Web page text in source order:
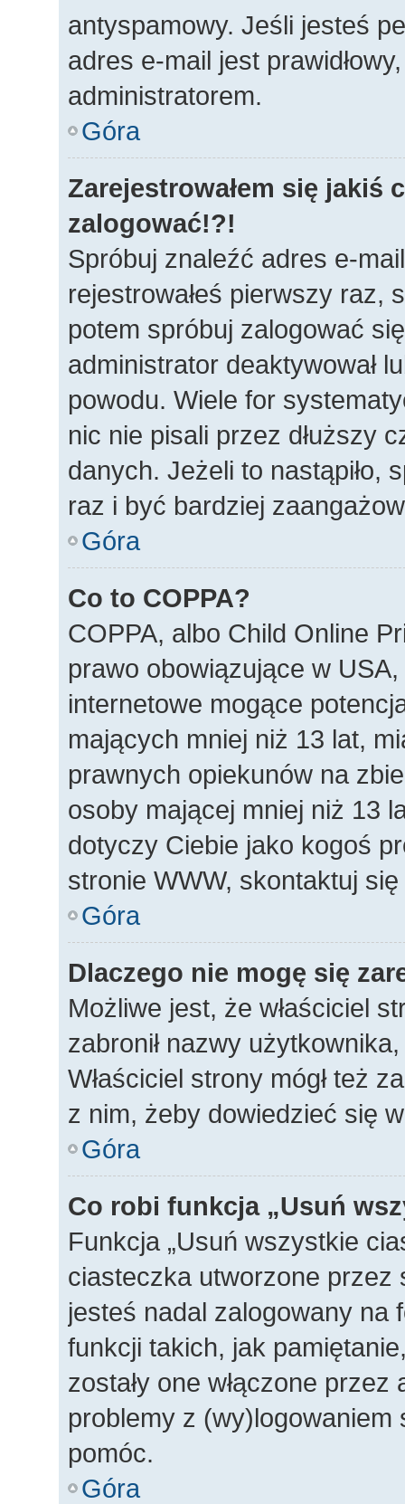
antyspamowy. Jeśli jesteś
adres e-mail jest
administratorem.
Góra
Zarejestrowałem się jakiś
zalogować!?!
Spróbuj znaleźć adres e-
rejestrowałeś pierwszy raz,
potem spróbuj zalogować
administrator deaktywował
powodu. Wiele for
nic nie pisali przez dłuższy
danych. Jeżeli to nastąpiło,
raz i być bardziej
Góra
Co to COPPA?
COPPA, albo Child Online
prawo obowiązujące w
internetowe mogące
mających mniej niż 13 lat,
prawnych opiekunów na
osoby mającej mniej niż 13
dotyczy Ciebie jako kogoś
stronie WWW, skontaktuj
Góra
Dlaczego nie mogę się
Możliwe jest, że właściciel
zabronił nazwy
Właściciel strony mógł też
z nim, żeby dowiedzieć się
Góra
Co robi funkcja „Usuń
Funkcja „Usuń wszystkie
ciasteczka utworzone przez
jesteś nadal zalogowany na
funkcji takich, jak
zostały one włączone
problemy z
pomóc.
Góra